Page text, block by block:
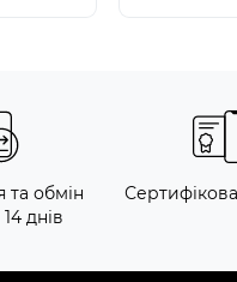
обмін
днів